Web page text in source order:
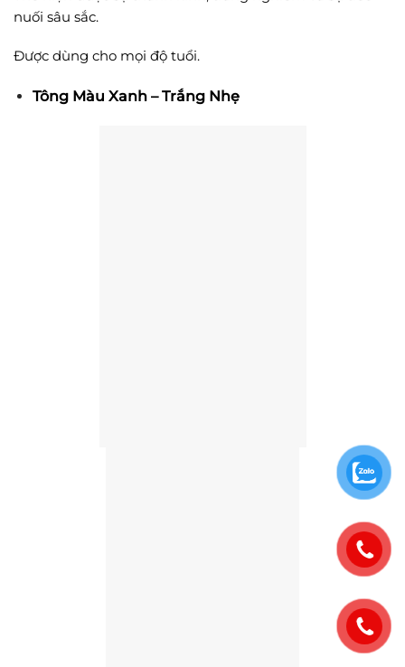
nuối sâu sắc.
Được dùng cho mọi độ tuổi.
Tông Màu Xanh – Trắng Nhẹ